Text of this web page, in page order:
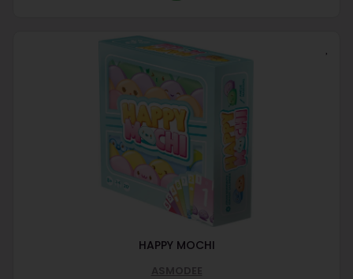
HAPPY MOCHI
ASMODEE